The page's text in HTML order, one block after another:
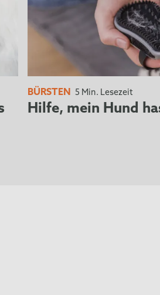
BÜRSTEN 5 Min. Lesezeit
Hilfe, mein Hund